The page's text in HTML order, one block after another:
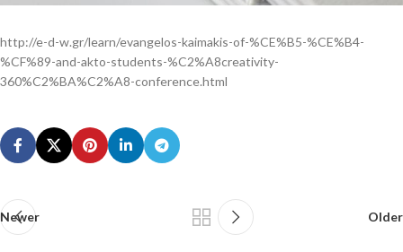
http://e-d-w.gr/learn/evangelos-kaimakis-of-%CE%B5-%CE%B4-
%CF%89-and-akto-students-%C2%A8creativity-
360%C2%BA%C2%A8-conference.html
Newer Older